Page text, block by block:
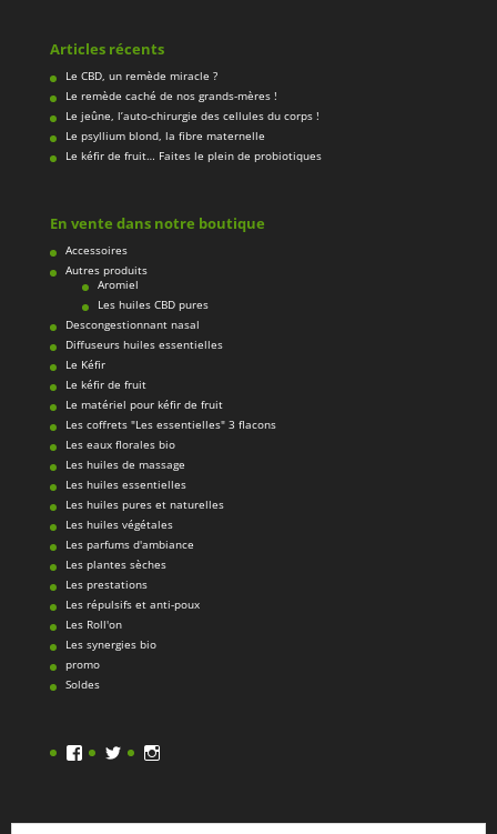
Articles récents
Le CBD, un remède miracle ?
Le remède caché de nos grands-mères !
Le jeûne, l’auto-chirurgie des cellules du corps !
Le psyllium blond, la fibre maternelle
Le kéfir de fruit… Faites le plein de probiotiques
En vente dans notre boutique
Accessoires
Autres produits
Aromiel
Les huiles CBD pures
Descongestionnant nasal
Diffuseurs huiles essentielles
Le Kéfir
Le kéfir de fruit
Le matériel pour kéfir de fruit
Les coffrets "Les essentielles" 3 flacons
Les eaux florales bio
Les huiles de massage
Les huiles essentielles
Les huiles pures et naturelles
Les huiles végétales
Les parfums d'ambiance
Les plantes sèches
Les prestations
Les répulsifs et anti-poux
Les Roll'on
Les synergies bio
promo
Soldes
Facebook
TwitterInstagram